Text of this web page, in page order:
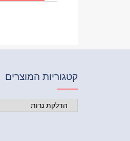
קטגוריות המוצרים